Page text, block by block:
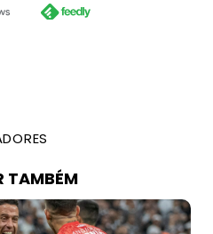
TAMBÉM